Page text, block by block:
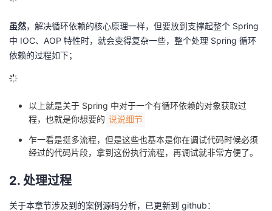
虽然，解决循环依赖的核心原理一样，但要放到支撑起整个 Spring
中 IOC、AOP 特性时，就会变得复杂一些，整个处理 Spring 循环
依赖的过程如下；
以上就是关于 Spring 中对于一个有循环依赖的对象获取过
程，也就是你想要的 说说细节
乍一看是挺多流程，但是这些也基本是你在调试代码时候必须
经过的代码片段，拿到这份执行流程，再调试就非常方便了。
2. 处理过程
关于本章节涉及到的案例源码分析，已更新到 github：